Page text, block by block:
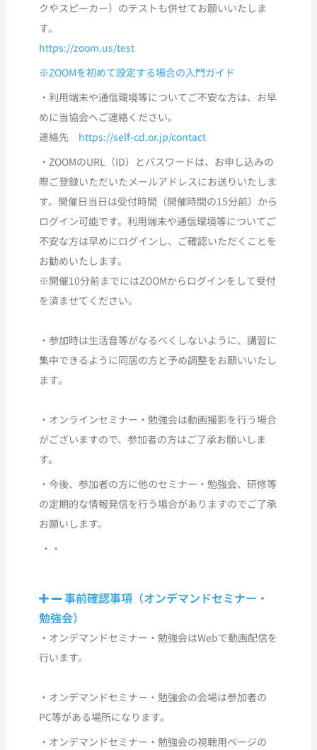
クやスピーカー）のテストも併せてお願いいたしま
す。
https://zoom.us/test
※ZOOMを初めて設定する場合の入門ガイド
・利用端末や通信環境等についてご不安な方は、お早
めに当協会へご連絡ください。
連絡先 https://self-cd.or.jp/contact
・ZOOMのURL（ID）とパスワードは、お申し込みの
際ご登録いただいたメールアドレスにお送りいたしま
す。開催日当日は受付時間（開催時間の15分前）から
ログイン可能です。利用端末や通信環境等についてご
不安な方は早めにログインし、ご確認いただくことを
お勧めいたします。
※開催10分前までにはZOOMからログインをして受付
を済ませてください。
・参加時は生活音等がなるべくしないように、講習に
集中できるように同居の方と予め調整をお願いいたし
ます。
・オンラインセミナー ・勉強会は動画撮影を行う場合
がございますので、参加者の方はご了承お願いしま
す。
・今後、参加者の方に他のセミナー ・勉強会、研修等
の定期的な情報発信を行う場合がありますのでご了承
お願いします。
・・
事前確認事項（オンデマンドセミナー・
勉強会）
・オンデマンドセミナー・勉強会はWebで動画配信を
行います。
・ オンデマンドセミナー ・勉強会の会場は参加者の
PC等がある場所になります。
・オンデマンドセミナー・勉強会の視聴用ページの